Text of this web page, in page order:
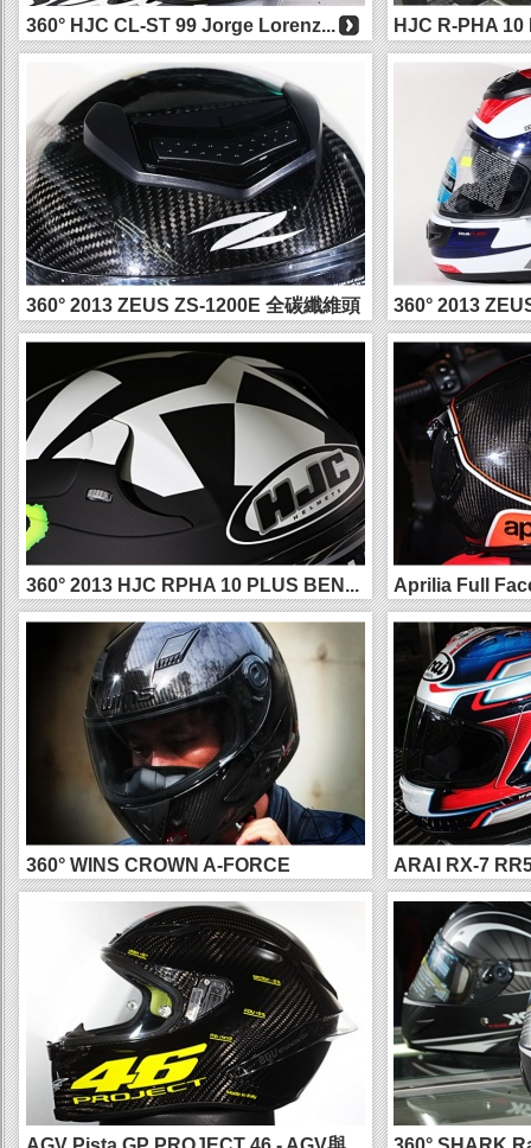
360° HJC CL-ST 99 Jorge Lorenz...
HJC R-PHA 10
拉花頭盔迅...
360° 2013 ZEUS ZS-1200E 全碳纖維頭
盔...
360° 2013
軍...
360° 2013 HJC RPHA 10 PLUS BEN... Aprilia Full
360° WINS CROWN A-FORCE
CARBON...
ARAI RX-7
度莎...